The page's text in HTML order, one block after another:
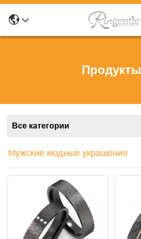
Продукты
Все категории
Мужские модные украшения